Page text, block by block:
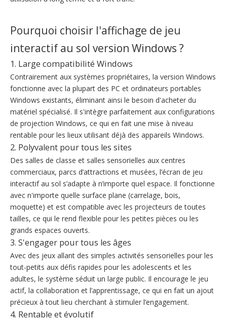
Pourquoi choisir l'affichage de jeu
interactif au sol version Windows ?
1. Large compatibilité Windows
Contrairement aux systèmes propriétaires, la version Windows
fonctionne avec la plupart des PC et ordinateurs portables
Windows existants, éliminant ainsi le besoin d'acheter du
matériel spécialisé. Il s'intègre parfaitement aux configurations
de projection Windows, ce qui en fait une mise à niveau
rentable pour les lieux utilisant déjà des appareils Windows.
2. Polyvalent pour tous les sites
Des salles de classe et salles sensorielles aux centres
commerciaux, parcs d’attractions et musées, l’écran de jeu
interactif au sol s’adapte à n’importe quel espace. Il fonctionne
avec n'importe quelle surface plane (carrelage, bois,
moquette) et est compatible avec les projecteurs de toutes
tailles, ce qui le rend flexible pour les petites pièces ou les
grands espaces ouverts.
3. S'engager pour tous les âges
Avec des jeux allant des simples activités sensorielles pour les
tout-petits aux défis rapides pour les adolescents et les
adultes, le système séduit un large public. Il encourage le jeu
actif, la collaboration et l’apprentissage, ce qui en fait un ajout
précieux à tout lieu cherchant à stimuler l’engagement.
4. Rentable et évolutif